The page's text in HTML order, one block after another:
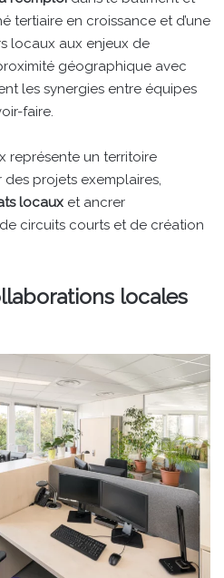
tertiaire en croissance et d’une
locaux aux enjeux de
géographique avec
les synergies entre équipes
faire.
représente un territoire
projets exemplaires,
locaux et ancrer
circuits courts et de création
locales